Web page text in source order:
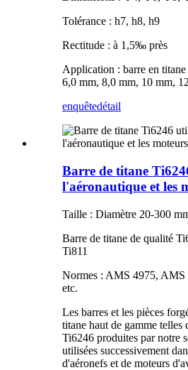
Tolérance : h7, h8, h9
Rectitude : à 1,5‰ près
Application : barre en
6,0 mm, 8,0 mm, 10 mm,
enquêtedétail
Barre de titane
l'aéronautique et les
Taille : Diamètre 20-300
Barre de titane de qualité
Ti811
Normes : AMS 4975,
etc.
Les barres et les pièces
titane haut de gamme telles
Ti6246 produites par notre
utilisées successivement
d'aéronefs et de moteurs